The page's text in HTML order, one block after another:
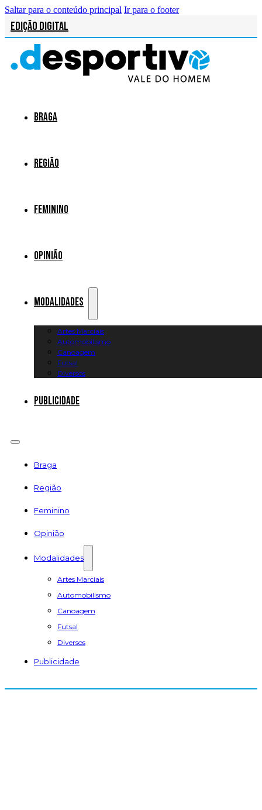
Saltar para o conteúdo principal Ir para o footer
Edição Digital
Braga
Região
Feminino
Opinião
Modalidades
Artes Marciais
Automobilismo
Canoagem
Futsal
Diversos
Publicidade
Braga
Região
Feminino
Opinião
Modalidades
Artes Marciais
Automobilismo
Canoagem
Futsal
Diversos
Publicidade